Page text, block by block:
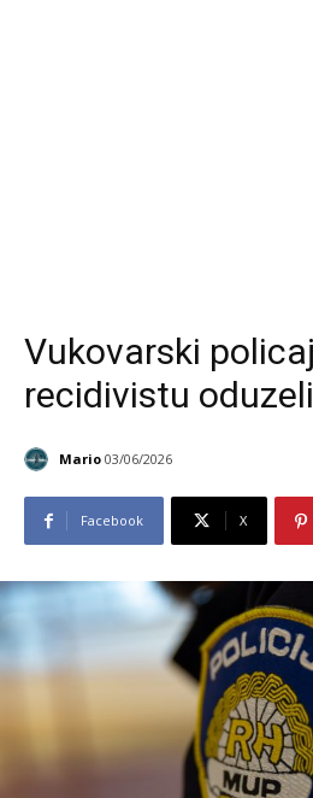
Vukovarski
recidivistu
Mario 03/06/2026
Facebook X